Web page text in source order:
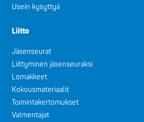
Usein kysyttyä
Liitto
Jäsenseurat
Liittyminen jäsenseuraksi
Lomakkeet
Kokousmateriaalit
Toimintakertomukset
Valmentajat